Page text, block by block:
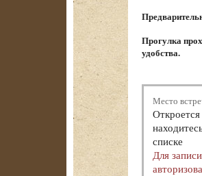
Прогулка
удобства.
Место
списке
Для